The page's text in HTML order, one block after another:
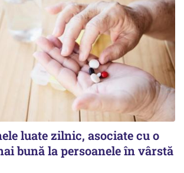
luate zilnic, asociate cu o
bună la persoanele în vârstă